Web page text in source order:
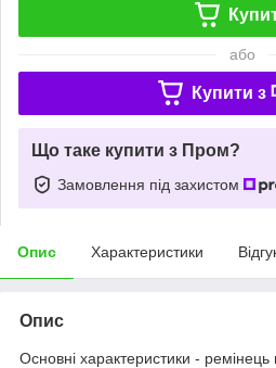
або
Купити з
Що таке купити з Пром?
Замовлення під захистом
Опис Характеристики
Опис
Основні характеристики - ремінець